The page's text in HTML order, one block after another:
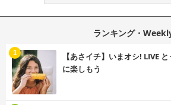
ランキング・
【あさイチ】いまオシ! LIVE
に楽しもう
1